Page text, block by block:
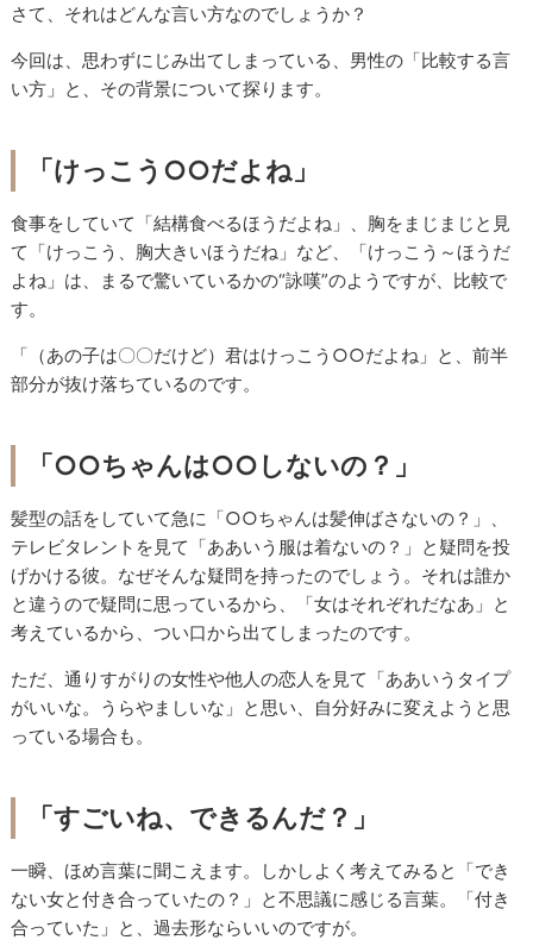
さて、それはどんな言い方なのでしょうか？
今回は、思わずにじみ出てしまっている、男性の「比較する言
い方」と、その背景について探ります。
「けっこう○○だよね」
食事をしていて「結構食べるほうだよね」、胸をまじまじと見
て「けっこう、胸大きいほうだね」など、「けっこう～ほうだ
よね」は、まるで驚いているかの“詠嘆”のようですが、比較で
す。
「（あの子は〇〇だけど）君はけっこう○○だよね」と、前半
部分が抜け落ちているのです。
「○○ちゃんは○○しないの？」
髪型の話をしていて急に「○○ちゃんは髪伸ばさないの？」、
テレビタレントを見て「ああいう服は着ないの？」と疑問を投
げかける彼。なぜそんな疑問を持ったのでしょう。それは誰か
と違うので疑問に思っているから、「女はそれぞれだなあ」と
考えているから、つい口から出てしまったのです。
ただ、通りすがりの女性や他人の恋人を見て「ああいうタイプ
がいいな。うらやましいな」と思い、自分好みに変えようと思
っている場合も。
「すごいね、できるんだ？」
一瞬、ほめ言葉に聞こえます。しかしよく考えてみると「でき
ない女と付き合っていたの？」と不思議に感じる言葉。「付き
合っていた」と、過去形ならいいのですが。